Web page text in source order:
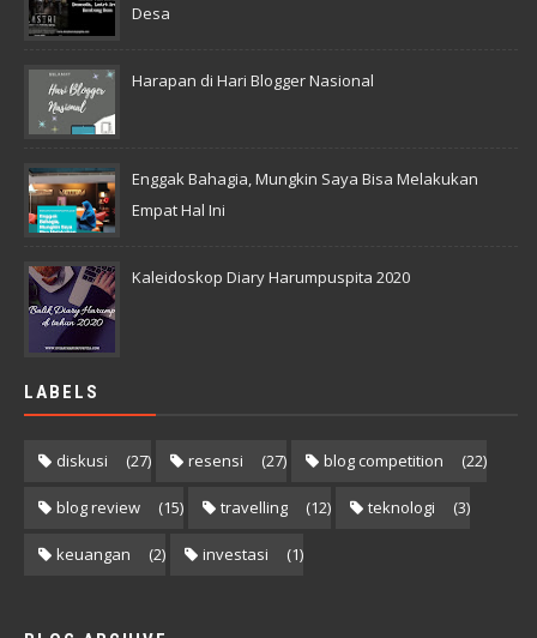
Desa
Harapan di Hari Blogger Nasional
Enggak Bahagia, Mungkin Saya Bisa Melakukan
Empat Hal Ini
Kaleidoskop Diary Harumpuspita 2020
LABELS
diskusi (27) resensi (27) blog competition (22)
blog review (15) travelling (12) teknologi (3)
keuangan (2) investasi (1)